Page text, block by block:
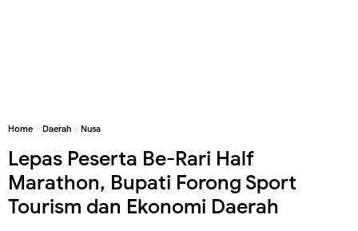
Home » Daerah » Nusa
Lepas Peserta Be-Rari Half
Marathon, Bupati Forong Sport
Tourism dan Ekonomi Daerah